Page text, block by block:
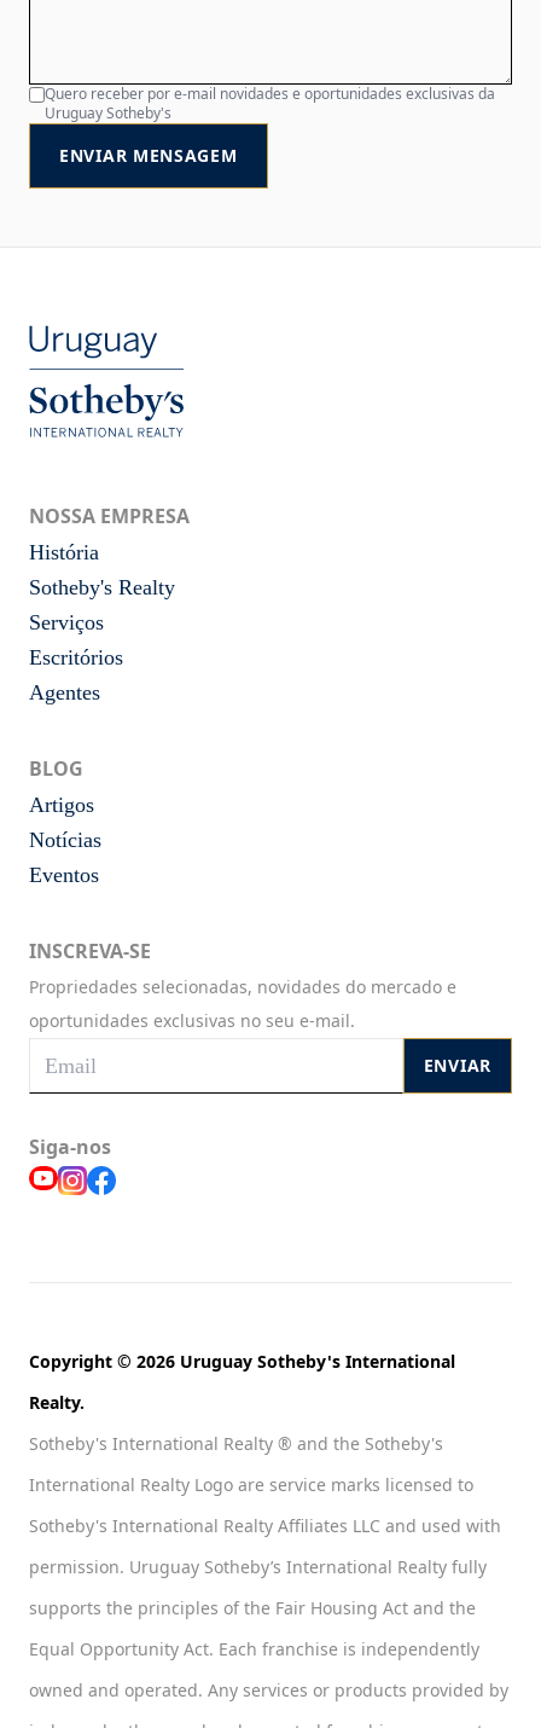
Quero receber por e-mail novidades e oportunidades exclusivas da
Uruguay Sotheby's
ENVIAR MENSAGEM
NOSSA EMPRESA
História
Sotheby's Realty
Serviços
Escritórios
Agentes
BLOG
Artigos
Notícias
Eventos
INSCREVA-SE
Propriedades selecionadas, novidades do mercado e
oportunidades exclusivas no seu e-mail.
ENVIAR
Siga-nos
Copyright © 2026 Uruguay Sotheby's International
Realty.
Sotheby's International Realty ® and the Sotheby's
International Realty Logo are service marks licensed to
Sotheby's International Realty Affiliates LLC and used with
permission. Uruguay Sotheby’s International Realty fully
supports the principles of the Fair Housing Act and the
Equal Opportunity Act. Each franchise is independently
owned and operated. Any services or products provided by